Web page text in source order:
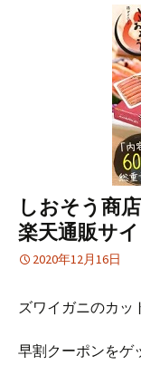
しおそう商
楽天通販サ
2020年12月16日
ズワイガニのカッ
早割クーポンをゲ